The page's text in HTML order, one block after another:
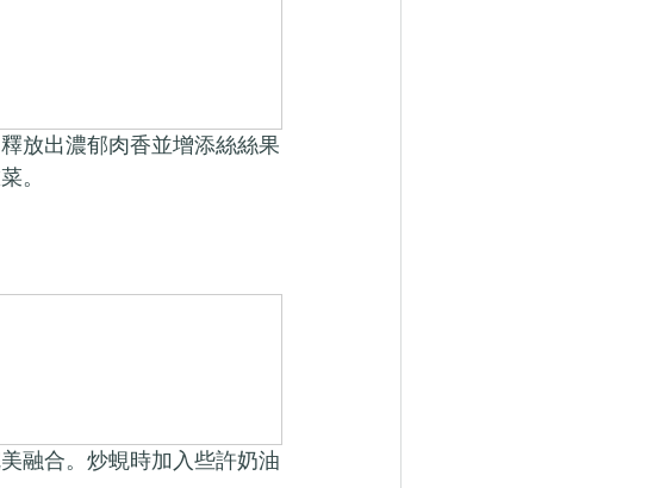
放出濃郁肉香並增添絲絲果
。
融合。炒蜆時加入些許奶油